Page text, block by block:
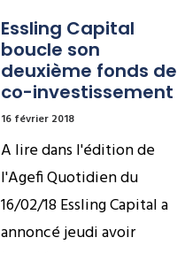
Essling Capital
boucle son
deuxième fonds de
co-investissement
16 février 2018
A lire dans l'édition de
l'Agefi Quotidien du
16/02/18 Essling Capital a
annoncé jeudi avoir